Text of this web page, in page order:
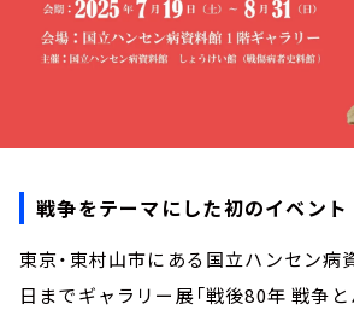
戦争をテーマにした初のイベント
東京・東村山市にある国立ハンセン病
日までギャラリー展「戦後80年 戦争